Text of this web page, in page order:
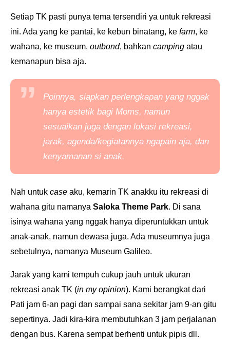
Setiap TK pasti punya tema tersendiri ya untuk rekreasi
ini. Ada yang ke pantai, ke kebun binatang, ke farm, ke
wahana, ke museum, outbond, bahkan camping atau
kemanapun bisa aja.
Poinnya, siapkan perlengkapan yang nggak
hanya estetik bagi Moms, namun
sesuaikan juga dengan lokasi rekreasi,
jarak, agenda/kegiatannya ngapain aja, dan
kenyamanan si anak.
Nah untuk case aku, kemarin TK anakku itu rekreasi di
wahana gitu namanya Saloka Theme Park. Di sana
isinya wahana yang nggak hanya diperuntukkan untuk
anak-anak, namun dewasa juga. Ada museumnya juga
sebetulnya, namanya Museum Galileo.
Jarak yang kami tempuh cukup jauh untuk ukuran
rekreasi anak TK (in my opinion). Kami berangkat dari
Pati jam 6-an pagi dan sampai sana sekitar jam 9-an gitu
sepertinya. Jadi kira-kira membutuhkan 3 jam perjalanan
dengan bus. Karena sempat berhenti untuk pipis dll.